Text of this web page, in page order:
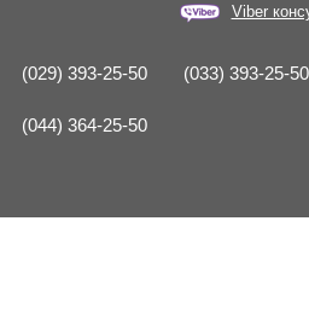
Viber
(029) 393-25-50 (033) 393-25-50
(044) 364-25-50